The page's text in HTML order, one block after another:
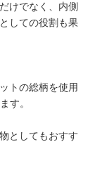
けでなく、内側
しての役割も果
トの総柄を使用
す。
としてもおすす